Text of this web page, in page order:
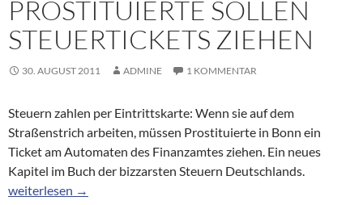
ROSTITUIERTE SOLLEN S
TEUERTICKETS ZIEHEN
30. AUGUST 2011 ADMINE 1 KOMMENTAR
Steuern zahlen per Eintrittskarte: Wenn sie auf dem
Straßenstrich arbeiten, müssen Prostituierte in Bonn ein
Ticket am Automaten des Finanzamtes ziehen. Ein neues
Kapitel im Buch der bizzarsten Steuern Deutschlands.
Straßenstrich: Bonner Prostituierte sollen Steuertickets ziehen
weiterlesen →